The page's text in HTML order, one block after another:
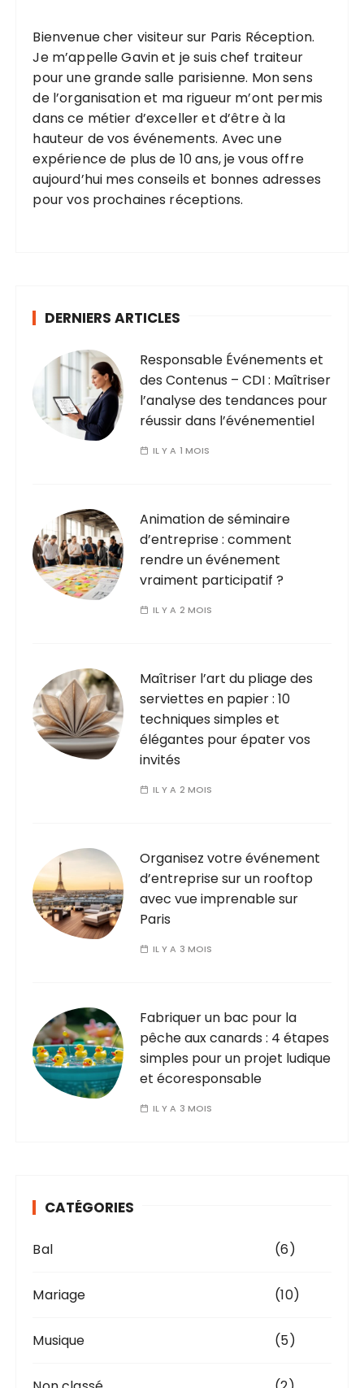
Bienvenue cher visiteur sur Paris Réception.
Je m’appelle Gavin et je suis chef traiteur
pour une grande salle parisienne. Mon sens
de l’organisation et ma rigueur m’ont permis
dans ce métier d’exceller et d’être à la
hauteur de vos événements. Avec une
expérience de plus de 10 ans, je vous offre
aujourd’hui mes conseils et bonnes adresses
pour vos prochaines réceptions.
DERNIERS ARTICLES
Responsable Événements et
des Contenus – CDI : Maîtriser
l’analyse des tendances pour
réussir dans l’événementiel
IL Y A 1 MOIS
Animation de séminaire
d’entreprise : comment
rendre un événement
vraiment participatif ?
IL Y A 2 MOIS
Maîtriser l’art du pliage des
serviettes en papier : 10
techniques simples et
élégantes pour épater vos
invités
IL Y A 2 MOIS
Organisez votre événement
d’entreprise sur un rooftop
avec vue imprenable sur
Paris
IL Y A 3 MOIS
Fabriquer un bac pour la
pêche aux canards : 4 étapes
simples pour un projet ludique
et écoresponsable
IL Y A 3 MOIS
CATÉGORIES
Bal (6)
Mariage (10)
Musique (5)